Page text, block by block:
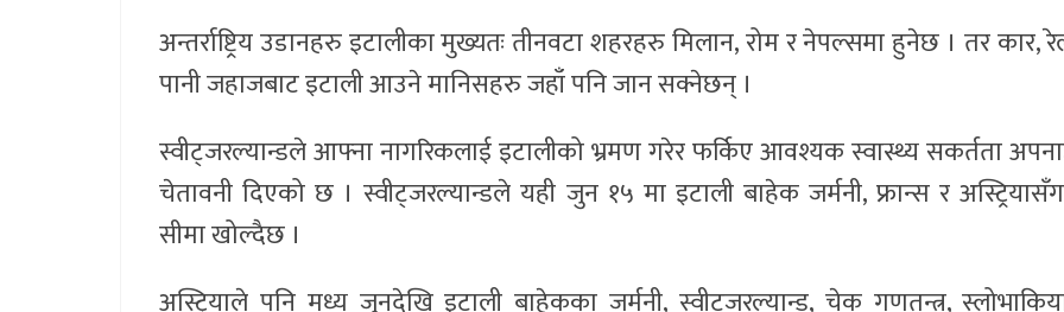
अन्तर्राष्ट्रिय उडानहरु इटालीका मुख्यतः तीनवटा शहरहरु मिलान, रोम र नेपल्समा हुनेछ । तर कार,
पानी जहाजबाट इटाली आउने मानिसहरु जहाँ पनि जान सक्नेछन् ।
स्वीट्जरल्यान्डले आफ्ना नागरिकलाई इटालीको भ्रमण गरेर फर्किए आवश्यक स्वास्थ्य सकर्तता
चेतावनी दिएको छ । स्वीट्जरल्यान्डले यही जुन १५ मा इटाली बाहेक जर्मनी, फ्रान्स र
सीमा खोल्दैछ ।